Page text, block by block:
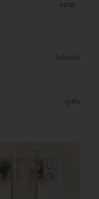
ขยาย
โหลดเลย
ดูเพิ่ม